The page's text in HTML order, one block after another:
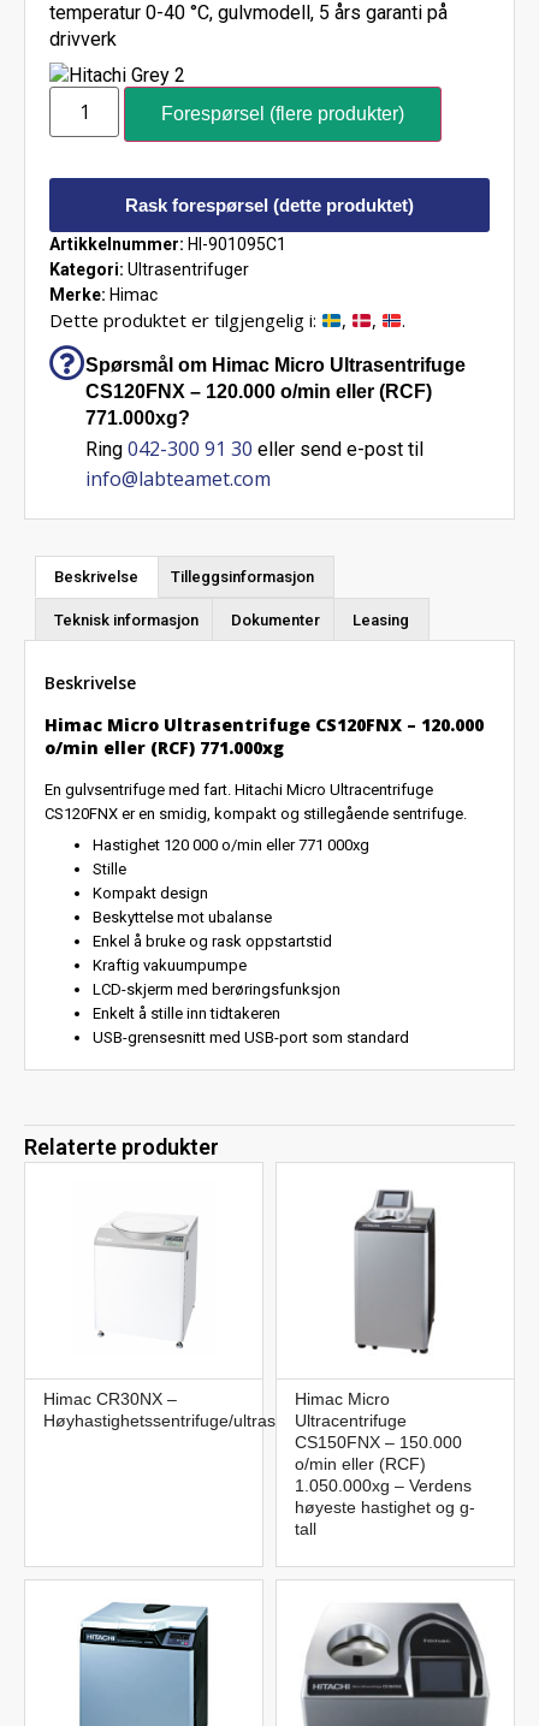
temperatur 0-40 °C, gulvmodell, 5 års garanti på
drivverk
Forespørsel (flere produkter)
Rask forespørsel (dette produktet)
Artikkelnummer: HI-901095C1
Kategori: Ultrasentrifuger
Merke: Himac
Dette produktet er tilgjengelig i: , , .
Spørsmål om Himac Micro Ultrasentrifuge
CS120FNX – 120.000 o/min eller (RCF)
771.000xg?
Ring 042-300 91 30 eller send e-post til
info@labteamet.com
Beskrivelse Tilleggsinformasjon
Teknisk informasjon Dokumenter Leasing
Beskrivelse
Himac Micro Ultrasentrifuge CS120FNX – 120.000
o/min eller (RCF) 771.000xg
En gulvsentrifuge med fart. Hitachi Micro Ultracentrifuge
CS120FNX er en smidig, kompakt og stillegående sentrifuge.
Hastighet 120 000 o/min eller 771 000xg
Stille
Kompakt design
Beskyttelse mot ubalanse
Enkel å bruke og rask oppstartstid
Kraftig vakuumpumpe
LCD-skjerm med berøringsfunksjon
Enkelt å stille inn tidtakeren
USB-grensesnitt med USB-port som standard
Relaterte produkter
Himac CR30NX –
Høyhastighetssentrifuge/ultrasentrifuge
Himac Micro
Ultracentrifuge
CS150FNX – 150.000
o/min eller (RCF)
1.050.000xg – Verdens
høyeste hastighet og g-
tall